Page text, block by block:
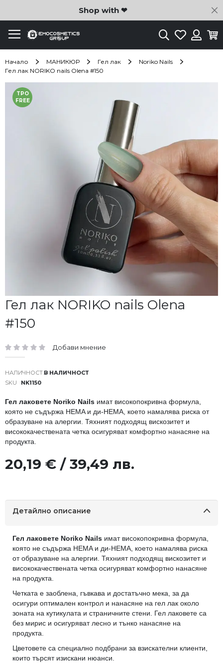
Shop with ❤
ТърсенеЛюбими
Начало МАНИКЮР Гел лак
Noriko Nails
Гел лак NORIKO nails Olena #150
Гел лак NORIKO nails Olena
#150
рейтинг: Добави мнение
В НАЛИЧНОСТ
SKU
NK1150
Гел лаковете Noriko Nails имат високопокривна формула,
която не съдържа HEMA и ди-HEMA, което намалява риска от
образуване на алергии. Тяхният подходящ вискозитет и
висококачествената четка осигуряват комфортно нанасяне на
продукта.
20,19 € / 39,49 лв.
TPO
FREE
Преминете
към
края
Преминете
към
началото
на
със
снимки
Детайлно описание
Гел лаковете Noriko Nails имат високопокривна формула,
която не съдържа HEMA и ди-HEMA, което намалява риска
от образуване на алергии. Тяхният подходящ вискозитет и
висококачествената четка осигуряват комфортно нанасяне
на продукта.
Четката е заоблена, гъвкава и достатъчно мека, за да
осигури оптимален контрол и нанасяне на гел лак около
зоната на кутикулата и страничните стени. Гел лаковете са
без мирис и осигуряват лесно и тънко нанасяне на
продукта.
Цветовете са специално подбрани за взискателни клиенти,
които търсят изискани нюанси.